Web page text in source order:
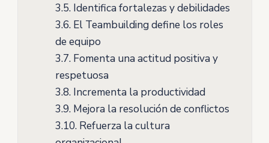
3.5.Identifica fortalezas y debilidades
3.6.El Teambuilding define los roles
de equipo
3.7.Fomenta una actitud positiva y
respetuosa
3.8.Incrementa la productividad
3.9.Mejora la resolución de conflictos
3.10.Refuerza la cultura